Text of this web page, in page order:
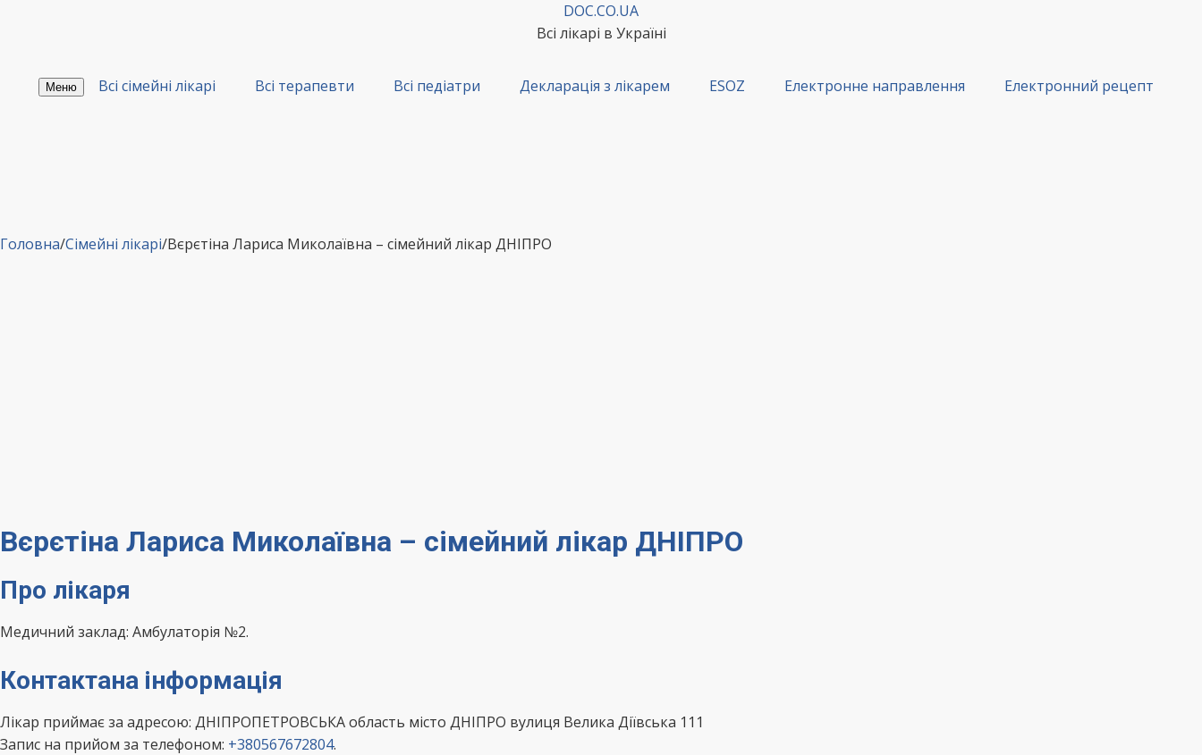
DOC.CO.UA
Всі лікарі в Україні
Меню Всі сімейні лікарі Всі терапевти Всі педіатри Декларація з лікарем ESOZ Електронне направлення Електронний рецепт
Головна/Сімейні лікарі/Вєрєтіна Лариса Миколаївна – сімейний лікар ДНІПРО
Вєрєтіна Лариса Миколаївна – сімейний лікар ДНІПРО
Про лікаря
Медичний заклад: Амбулаторія №2.
Контактана інформація
Лікар приймає за адресою: ДНІПРОПЕТРОВСЬКА область місто ДНІПРО вулиця Велика Діївська 111
Запис на прийом за телефоном: +380567672804.